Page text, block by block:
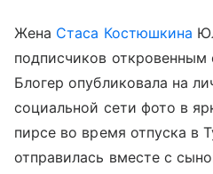
Жена Стаса Костюшкина
подписчиков
Блогер опубликовала на
социальной сети фото в
пирсе во время отпуска в
отправилась вместе с